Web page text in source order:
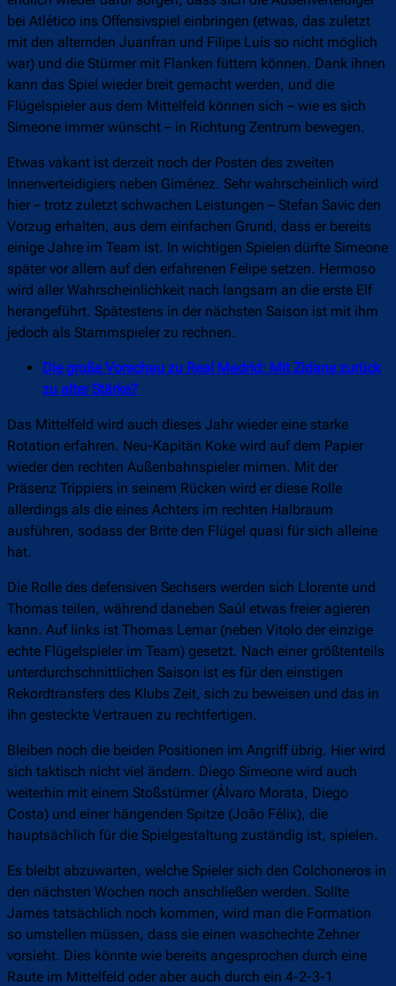
bei Atlético ins Offensivspiel einbringen (etwas, das zuletzt
mit den alternden Juanfran und Filipe Luís so nicht möglich
war) und die Stürmer mit Flanken füttern können. Dank ihnen
kann das Spiel wieder breit gemacht werden, und die
Flügelspieler aus dem Mittelfeld können sich – wie es sich
Simeone immer wünscht – in Richtung Zentrum bewegen.
Etwas vakant ist derzeit noch der Posten des zweiten
Innenverteidigiers neben Giménez. Sehr wahrscheinlich wird
hier – trotz zuletzt schwachen Leistungen – Stefan Savic den
Vorzug erhalten, aus dem einfachen Grund, dass er bereits
einige Jahre im Team ist. In wichtigen Spielen dürfte Simeone
später vor allem auf den erfahrenen Felipe setzen. Hermoso
wird aller Wahrscheinlichkeit nach langsam an die erste Elf
herangeführt. Spätestens in der nächsten Saison ist mit ihm
jedoch als Stammspieler zu rechnen.
Die große Vorschau zu Real Madrid: Mit Zidane zurück
zu alter Stärke?
Das Mittelfeld wird auch dieses Jahr wieder eine starke
Rotation erfahren. Neu-Kapitän Koke wird auf dem Papier
wieder den rechten Außenbahnspieler mimen. Mit der
Präsenz Trippiers in seinem Rücken wird er diese Rolle
allerdings als die eines Achters im rechten Halbraum
ausführen, sodass der Brite den Flügel quasi für sich alleine
hat.
Die Rolle des defensiven Sechsers werden sich Llorente und
Thomas teilen, während daneben Saúl etwas freier agieren
kann. Auf links ist Thomas Lemar (neben Vitolo der einzige
echte Flügelspieler im Team) gesetzt. Nach einer größtenteils
unterdurchschnittlichen Saison ist es für den einstigen
Rekordtransfers des Klubs Zeit, sich zu beweisen und das in
ihn gesteckte Vertrauen zu rechtfertigen.
Bleiben noch die beiden Positionen im Angriff übrig. Hier wird
sich taktisch nicht viel ändern. Diego Simeone wird auch
weiterhin mit einem Stoßstürmer (Álvaro Morata, Diego
Costa) und einer hängenden Spitze (João Félix), die
hauptsächlich für die Spielgestaltung zuständig ist, spielen.
Es bleibt abzuwarten, welche Spieler sich den Colchoneros in
den nächsten Wochen noch anschließen werden. Sollte
James tatsächlich noch kommen, wird man die Formation
so umstellen müssen, dass sie einen waschechte Zehner
vorsieht. Dies könnte wie bereits angesprochen durch eine
Raute im Mittelfeld oder aber auch durch ein 4-2-3-1